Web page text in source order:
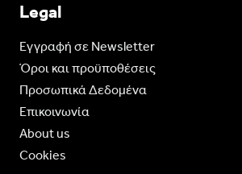
Legal
Eγγραφή σε Newsletter
Όροι και προϋποθέσεις
Προσωπικά Δεδομένα
Επικοινωνία
About us
Cookies